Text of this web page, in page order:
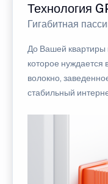
Технология
Гигабитная
До Вашей квартиры
которое нуждается
волокно,
стабильный